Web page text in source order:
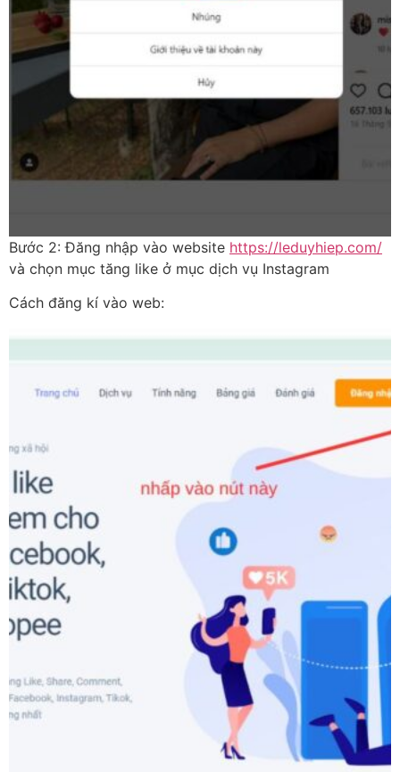
Bước 2: Đăng nhập vào website https://leduyhiep.com/
và chọn mục tăng like ở mục dịch vụ Instagram
Cách đăng kí vào web: